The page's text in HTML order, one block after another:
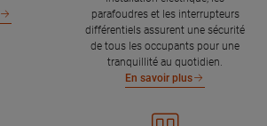
parafoudres et les interrupteurs
différentiels assurent une sécurité
de tous les occupants pour une
tranquillité au quotidien.
En savoir plus